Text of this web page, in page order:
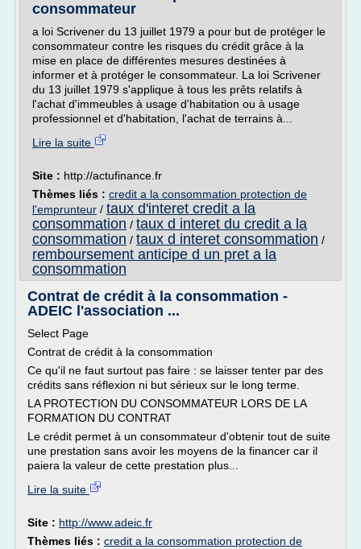
consommateur
a loi Scrivener du 13 juillet 1979 a pour but de protéger le
consommateur contre les risques du crédit grâce à la
mise en place de différentes mesures destinées à
informer et à protéger le consommateur. La loi Scrivener
du 13 juillet 1979 s'applique à tous les prêts relatifs à
l'achat d'immeubles à usage d'habitation ou à usage
professionnel et d'habitation, l'achat de terrains à...
Lire la suite
Site : http://actufinance.fr
Thèmes liés : credit a la consommation protection de
l'emprunteur / taux d'interet credit a la
consommation / taux d interet du credit a la
consommation / taux d interet consommation /
remboursement anticipe d un pret a la
consommation
Contrat de crédit à la consommation -
ADEIC l'association ...
Select Page
Contrat de crédit à la consommation
Ce qu'il ne faut surtout pas faire : se laisser tenter par des
crédits sans réflexion ni but sérieux sur le long terme.
LA PROTECTION DU CONSOMMATEUR LORS DE LA
FORMATION DU CONTRAT
Le crédit permet à un consommateur d'obtenir tout de suite
une prestation sans avoir les moyens de la financer car il
paiera la valeur de cette prestation plus...
Lire la suite
Site : http://www.adeic.fr
Thèmes liés : credit a la consommation protection de